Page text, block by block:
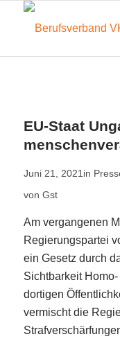
EU-Staat
Juni 21, 2021 in
von Gst
Am vergangenen
Regierungspartei
ein Gesetz durch
Sichtbarkeit
dortigen
vermischt die